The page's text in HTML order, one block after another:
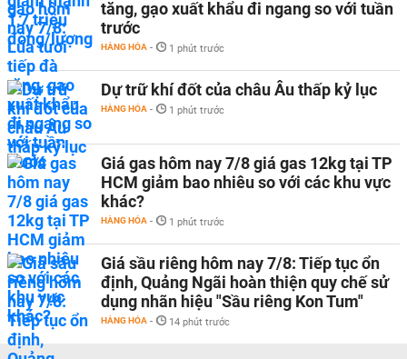
tăng, gạo xuất khẩu đi ngang so với tuần
trước
HÀNG HÓA - 1 phút trước
Dự trữ khí đốt của châu Âu thấp kỷ lục
HÀNG HÓA - 1 phút trước
Giá gas hôm nay 7/8 giá gas 12kg tại TP
HCM giảm bao nhiêu so với các khu vực
khác?
HÀNG HÓA - 1 phút trước
Giá sầu riêng hôm nay 7/8: Tiếp tục ổn
định, Quảng Ngãi hoàn thiện quy chế sử
dụng nhãn hiệu "Sầu riêng Kon Tum"
HÀNG HÓA - 14 phút trước